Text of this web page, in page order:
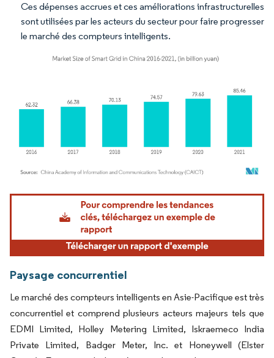
Ces dépenses accrues et ces améliorations infrastructurelles
sont utilisées par les acteurs du secteur pour faire progresser
le marché des compteurs intelligents.
Image © Mordor Intelligence. La réutilisation nécessite une attribution sous CC BY
Paysage concurrentiel
Le marché des compteurs intelligents en Asie-Pacifique est très
concurrentiel et comprend plusieurs acteurs majeurs tels que
EDMI Limited, Holley Metering Limited, Iskraemeco India
Private Limited, Badger Meter, Inc. et Honeywell (Elster